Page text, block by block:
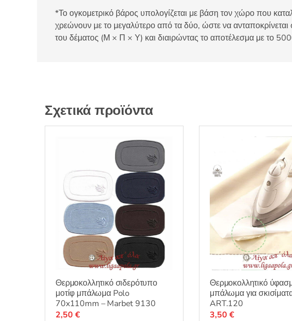
*Το ογκομετρικό βάρος υπολογίζεται με βάση τον χώρο που
χρεώνουν με το μεγαλύτερο από τα δύο, ώστε να ανταποκρίνεται
του δέματος (Μ × Π × Υ) και διαιρώντας το αποτέλεσμα με το
Σχετικά προϊόντα
Θερμοκολλητικό σιδερότυπο
μοτίφ μπάλωμα Polo
70x110mm – Marbet 9130
2,50 €
Θερμοκολλητικό
μπάλωμα για
ART.120
3,50 €